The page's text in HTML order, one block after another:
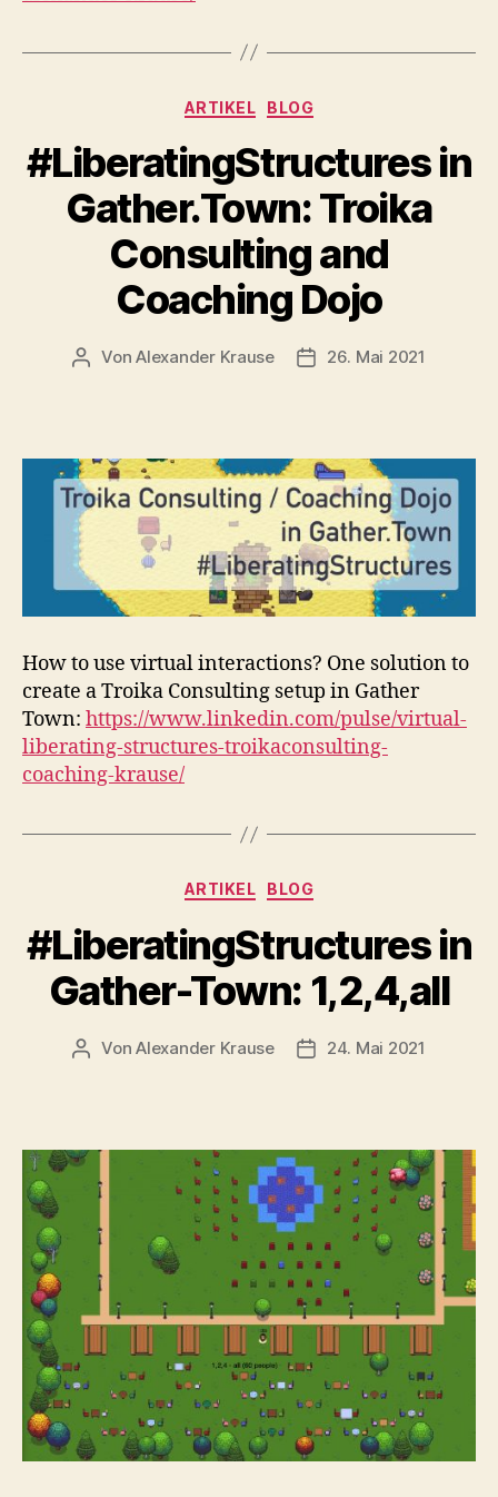
Kategorien
ARTIKEL BLOG
#LiberatingStructures in
Gather.Town: Troika
Consulting and
Coaching Dojo
Beitragsautor
VonAlexander Krause Beitragsdatum
26. Mai 2021
How to use virtual interactions? One solution to
create a Troika Consulting setup in Gather
Town: https://www.linkedin.com/pulse/virtual-
liberating-structures-troikaconsulting-
coaching-krause/
Kategorien
ARTIKEL BLOG
#LiberatingStructures in
Gather-Town: 1,2,4,all
Beitragsautor
VonAlexander Krause Beitragsdatum
24. Mai 2021